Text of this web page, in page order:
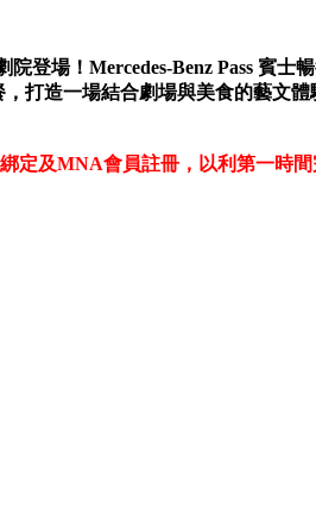
登場！Mercedes-Benz Pass 賓士
打造一場結合劇場與美食的藝文
定及MNA會員註冊，以利第一時間